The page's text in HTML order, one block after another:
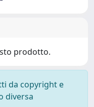
prodotto.
da copyright e
diversa